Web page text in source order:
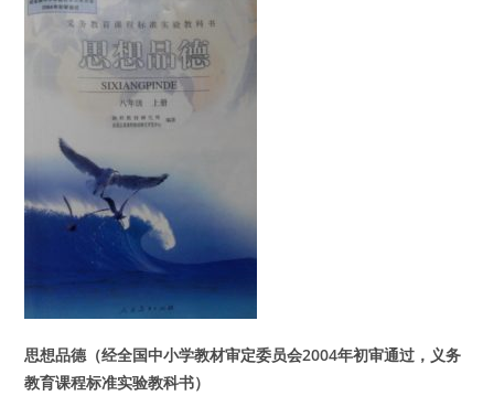
思想品德（经全国中小学教材审定委员会2004年初审通过，义务
教育课程标准实验教科书）